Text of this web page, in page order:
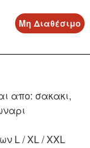
Μη Διαθέσιμο
απο: σακακι,
L / XL / XXL